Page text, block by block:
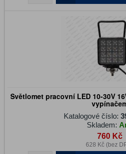
Světlomet pracovní LED 10-30V
Katalogové číslo:
Skladem:
760 Kč
628 Kč (bez